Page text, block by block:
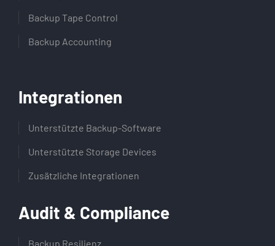
Backup Tape Control
Backup Accounting
Integrationen
Unterstützte Backup-Software
Unterstützte Storage Devices
Zusätzliche Integrationen
Audit & Compliance
Backup Resilienz